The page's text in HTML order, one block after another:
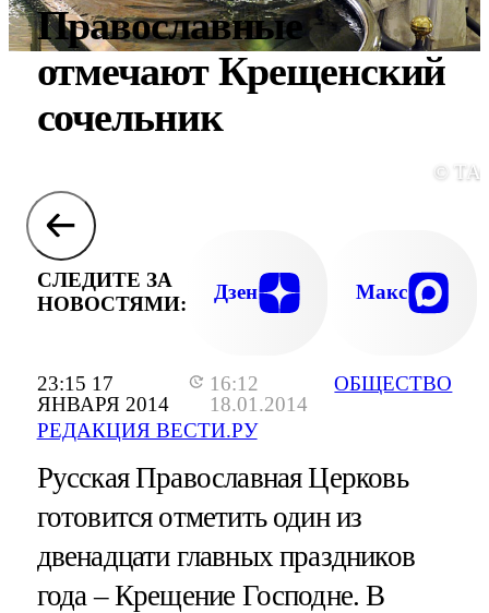
23:15 17
ЯНВАРЯ 2014
16:12
18.01.2014
РЕДАКЦИЯ ВЕСТИ.РУ
ОБЩЕСТВО
Православные
отмечают Крещенский
сочельник
©
СЛЕДИТЕ ЗА
НОВОСТЯМИ:
Дзен Макс
Русская Православная Церковь
готовится отметить один из
двенадцати главных праздников
года – Крещение Господне. В